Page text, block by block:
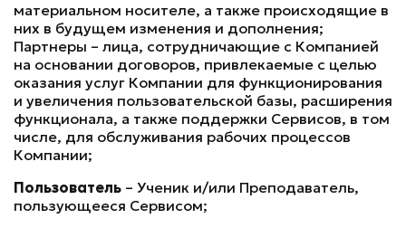
материальном носителе, а также происходящие в
них в будущем изменения и дополнения;
Партнеры – лица, сотрудничающие с Компанией
на основании договоров, привлекаемые с целью
оказания услуг Компании для функционирования
и увеличения пользовательской базы, расширения
функционала, а также поддержки Сервисов, в том
числе, для обслуживания рабочих процессов
Компании;
Пользователь – Ученик и/или Преподаватель,
пользующееся Сервисом;